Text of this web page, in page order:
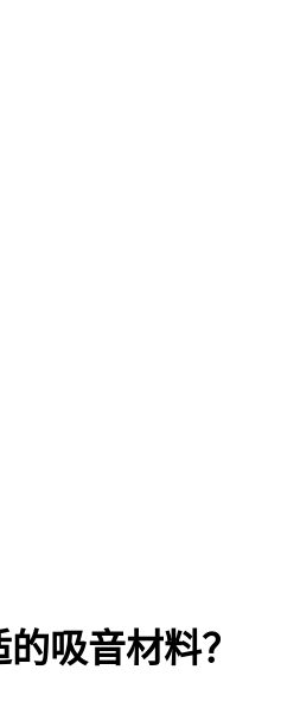
吸音材料？